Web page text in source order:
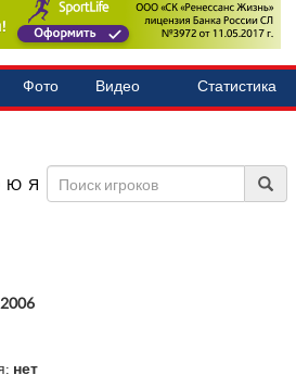
Фото Видео Статистика
Ю Я
нет